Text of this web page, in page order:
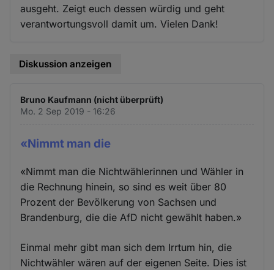
ausgeht. Zeigt euch dessen würdig und geht
verantwortungsvoll damit um. Vielen Dank!
Diskussion anzeigen
Bruno Kaufmann (nicht überprüft)
Mo. 2 Sep 2019 - 16:26
«Nimmt man die
«Nimmt man die Nichtwählerinnen und Wähler in
die Rechnung hinein, so sind es weit über 80
Prozent der Bevölkerung von Sachsen und
Brandenburg, die die AfD nicht gewählt haben.»
Einmal mehr gibt man sich dem Irrtum hin, die
Nichtwähler wären auf der eigenen Seite. Dies ist